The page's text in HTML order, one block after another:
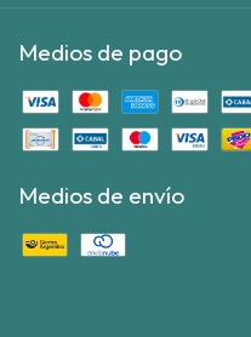
Medios de pago
Medios de envío